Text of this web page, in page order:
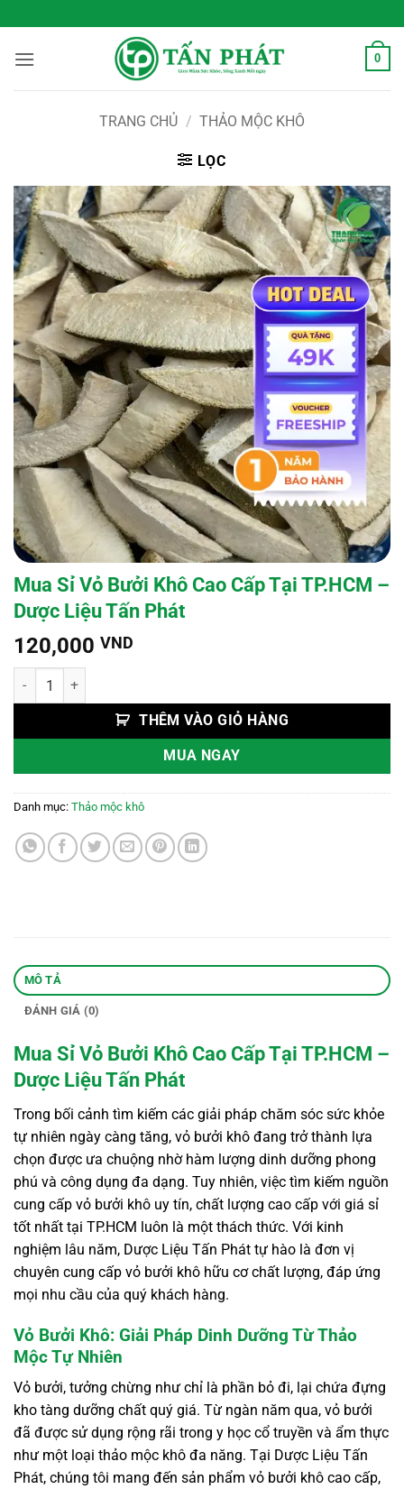
qua
nội
0
TRANG CHỦ / THẢO MỘC KHÔ
LỌC
Mua Sỉ Vỏ Bưởi Khô Cao Cấp Tại TP.HCM –
Dược Liệu Tấn Phát
120,000 VND
Mua Sỉ Vỏ Bưởi Khô Cao Cấp Tại TP.HCM - Dược Liệu Tấn Phát số
THÊM VÀO GIỎ HÀNG
MUA NGAY
Danh mục: Thảo mộc khô
MÔ TẢ
ĐÁNH GIÁ (0)
Mua Sỉ Vỏ Bưởi Khô Cao Cấp Tại TP.HCM –
Dược Liệu Tấn Phát
Trong bối cảnh tìm kiếm các giải pháp chăm sóc sức khỏe
tự nhiên ngày càng tăng, vỏ bưởi khô đang trở thành lựa
chọn được ưa chuộng nhờ hàm lượng dinh dưỡng phong
phú và công dụng đa dạng. Tuy nhiên, việc tìm kiếm nguồn
cung cấp vỏ bưởi khô uy tín, chất lượng cao cấp với giá sỉ
tốt nhất tại TP.HCM luôn là một thách thức. Với kinh
nghiệm lâu năm, Dược Liệu Tấn Phát tự hào là đơn vị
chuyên cung cấp vỏ bưởi khô hữu cơ chất lượng, đáp ứng
mọi nhu cầu của quý khách hàng.
Vỏ Bưởi Khô: Giải Pháp Dinh Dưỡng Từ Thảo
Mộc Tự Nhiên
Vỏ bưởi, tưởng chừng như chỉ là phần bỏ đi, lại chứa đựng
kho tàng dưỡng chất quý giá. Từ ngàn năm qua, vỏ bưởi
đã được sử dụng rộng rãi trong y học cổ truyền và ẩm thực
như một loại thảo mộc khô đa năng. Tại Dược Liệu Tấn
Phát, chúng tôi mang đến sản phẩm vỏ bưởi khô cao cấp,